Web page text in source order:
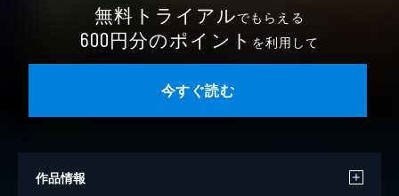
無料トライアルでもらえる
600円分のポイント を利用して
今すぐ読む
作品情報